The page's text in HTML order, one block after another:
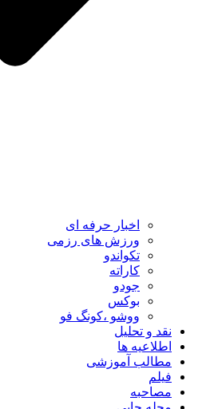
اخبار حرفه ای
ورزش های رزمی
تکواندو
کاراته
جودو
بوکس
ووشو ،کونگ فو
نقد و تحلیل
اطلاعیه ها
مطالب آموزشی
فیلم
مصاحبه